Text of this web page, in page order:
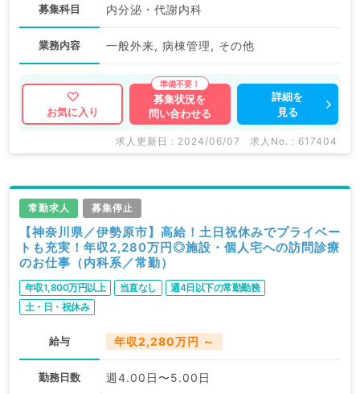
募集科目 内分泌・代謝内科
業務内容 一般外来, 病棟管理, その他
お気に入り
募集状況を
問い合わせる
詳細を
見る
求人更新日 : 2024/06/07 求人No. : 617404
常勤求人 募集停止
【神奈川県／伊勢原市】高給！土日祝休みでプライベー
トも充実！年収2,280万円◎施設・個人宅への訪問診療
のお仕事（内科系／常勤）
年収1,800万円以上 当直なし
週4日以下の常勤勤務
土・日・祝休み
給与 年収2,280万円 ～
勤務日数 週4.00日〜5.00日